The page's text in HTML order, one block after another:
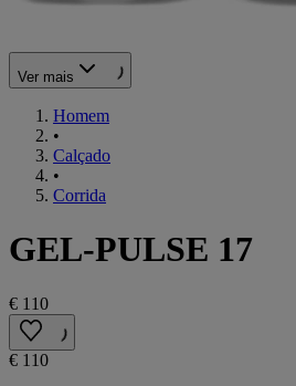
Ver mais
Homem
•
Calçado
•
Corrida
GEL-PULSE 17
€ 110
€ 110